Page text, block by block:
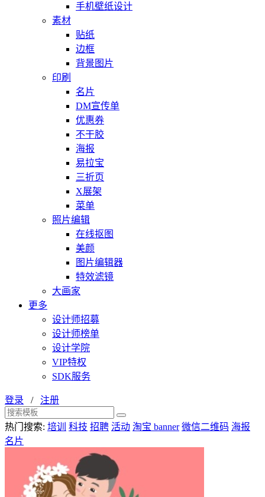
手机壁纸设计
素材
贴纸
边框
背景图片
印刷
名片
DM宣传单
优惠券
不干胶
海报
易拉宝
三折页
X展架
菜单
照片编辑
在线抠图
美颜
图片编辑器
特效滤镜
大画家
更多
设计师招募
设计师榜单
设计学院
VIP特权
SDK服务
登录 / 注册
热门搜索: 培训 科技 招聘 活动 淘宝 banner 微信二维码 海报
名片